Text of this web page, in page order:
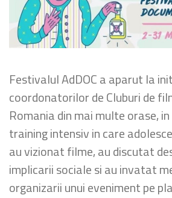
Festivalul AdDOC a aparut la
coordonatorilor de Cluburi de
Romania din mai multe orase,
training intensiv in care
au vizionat filme, au discutat
implicarii sociale si au invatat
organizarii unui eveniment pe